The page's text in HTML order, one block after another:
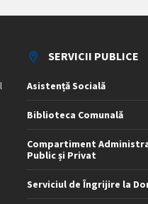
SERVICII PUBLICE
Asistență Socială
Biblioteca Comunală
Compartiment
Public și Privat
Serviciul de Îngrijire la